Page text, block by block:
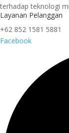
terhadap teknologi
Layanan Pelanggan
+62 852 1581 5881
Facebook